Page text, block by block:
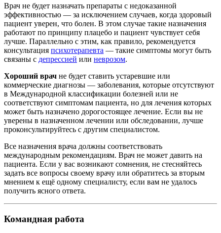
Врач не будет назначать препараты с недоказанной
эффективностью — за исключением случаев, когда здоровый
пациент уверен, что болен. В этом случае такие назначения
работают по принципу плацебо и пациент чувствует себя
лучше. Параллельно с этим, как правило, рекомендуется
консультация психотерапевта — такие симптомы могут быть
связаны с депрессией или неврозом.
Хороший врач не будет ставить устаревшие или
коммерческие диагнозы — заболевания, которые отсутствуют
в Международной классификации болезней или не
соответствуют симптомам пациента, но для лечения которых
может быть назначено дорогостоящее лечение. Если вы не
уверены в назначенном лечении или обследовании, лучше
проконсультируйтесь с другим специалистом.
Все назначения врача должны соответствовать
международным рекомендациям. Врач не может давить на
пациента. Если у вас возникают сомнения, не стесняйтесь
задать все вопросы своему врачу или обратитесь за вторым
мнением к ещё одному специалисту, если вам не удалось
получить ясного ответа.
Командная работа